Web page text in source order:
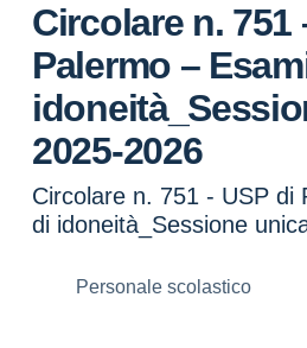
Circolare n. 751
Palermo –
2025-2026
Circolare n. 751 - USP di
di idoneità_Sessione
Personale scolastico